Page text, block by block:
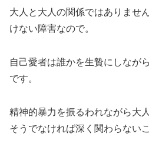
大人と大人の関係ではありませ
けない障害なので。
自己愛者は誰かを生贄にしなが
です。
精神的暴力を振るわれながら大
そうでなければ深く関わらない